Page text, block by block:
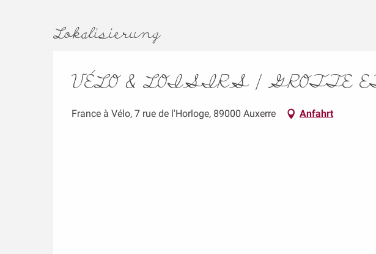
Lokalisierung
VÉLO & LOISIRS | GROTTE
France à Vélo, 7 rue de l'Horloge, 89000 Auxerre Anfahrt